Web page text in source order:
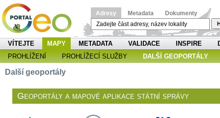
Adresy Metadata Dokumenty
VÍTEJTE MAPY METADATA VALIDACE INSPIRE
PROHLÍŽENÍ
PROHLÍŽECÍ SLUŽBY DALŠÍ GEOPORTÁLY
Další geoportály
Geoportály a mapové aplikace státní správy